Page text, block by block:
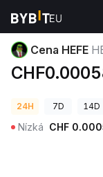
Ceny kryptoměn
Cena HEFE
24H 7D 14D
Nízká CHF